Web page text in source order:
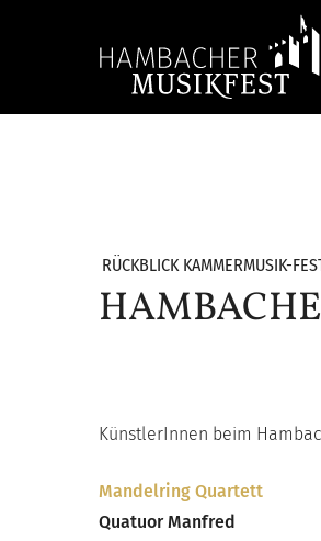
RÜCKBLICK KAMMERMUSIK-
KünstlerInnen beim
Mandelring Quartett
Quatuor Manfred